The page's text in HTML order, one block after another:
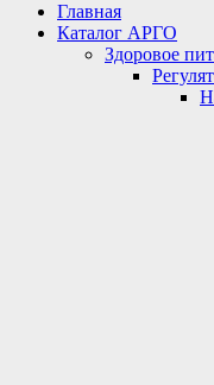
Главная
Каталог АРГО
Здоровое